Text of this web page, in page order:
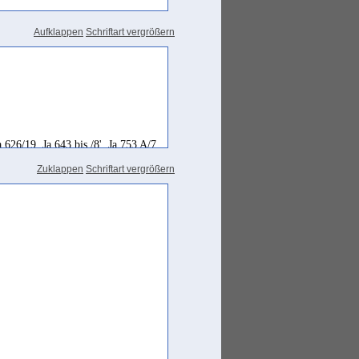
Aufklappen Schriftart vergrößern
626/19,Ja 643 bis /8',Ja 753 A/7,
Zuklappen Schriftart vergrößern